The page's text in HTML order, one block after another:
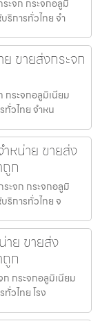
ะจก กระจกอลูมิ
ริการทั่วไทย จำ
ขายส่งกระจก
กระจกอลูมิเนียม
ทั่วไทย จำหน
หน่าย ขายส่ง
ก
ระจก กระจกอลูมิ
ริการทั่วไทย จ
าย ขายส่ง
ก
ก กระจกอลูมิเนียม
วไทย โรง